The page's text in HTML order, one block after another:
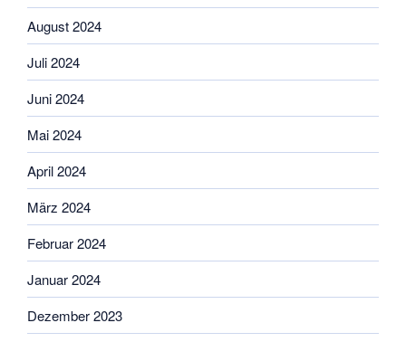
August 2024
Juli 2024
Juni 2024
Mai 2024
April 2024
März 2024
Februar 2024
Januar 2024
Dezember 2023